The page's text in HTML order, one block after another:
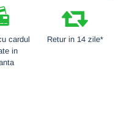
cardul
in
Retur in 14 zile*